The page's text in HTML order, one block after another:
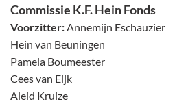
Commissie K.F. Hein Fonds
Voorzitter: Annemijn Eschauzier
Hein van Beuningen
Pamela Boumeester
Cees van Eijk
Aleid Kruize